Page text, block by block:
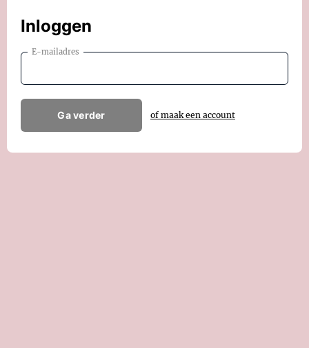
Inloggen
E-mailadres
Ga verder of maak een account